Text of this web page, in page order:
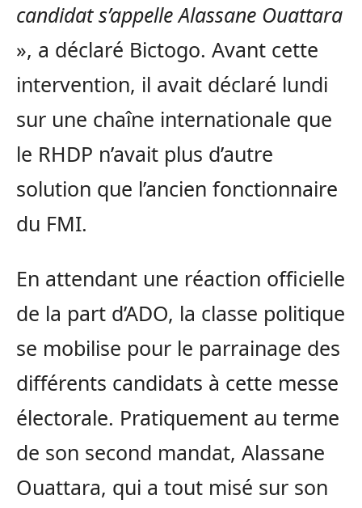
candidat s’appelle Alassane Ouattara
», a déclaré Bictogo. Avant cette
intervention, il avait déclaré lundi
sur une chaîne internationale que
le RHDP n’avait plus d’autre
solution que l’ancien fonctionnaire
du FMI.
En attendant une réaction officielle
de la part d’ADO, la classe politique
se mobilise pour le parrainage des
différents candidats à cette messe
électorale. Pratiquement au terme
de son second mandat, Alassane
Ouattara, qui a tout misé sur son